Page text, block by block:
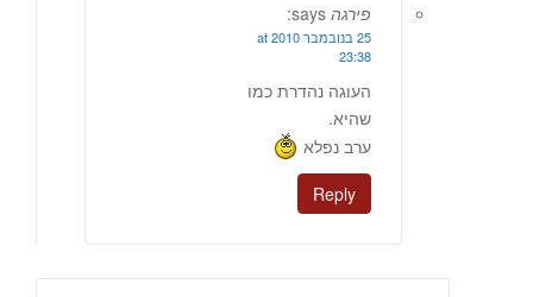
פירגה says:
25 בנובמבר 2010 at
23:38
העוגה נהדרת כמו
שהיא.
ערב נפלא
Reply